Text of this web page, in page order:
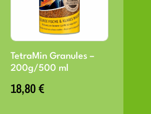
TetraMin Granules –
200g/500 ml
18,80€